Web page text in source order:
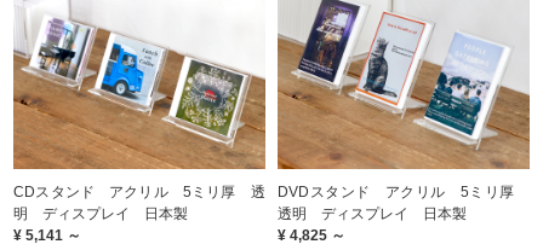
CDスタンド アクリル 5ミリ厚 透
明 ディスプレイ 日本製
¥ 5,141 ～
DVDスタンド アクリル 5ミリ厚
透明 ディスプレイ 日本製
¥ 4,825 ～